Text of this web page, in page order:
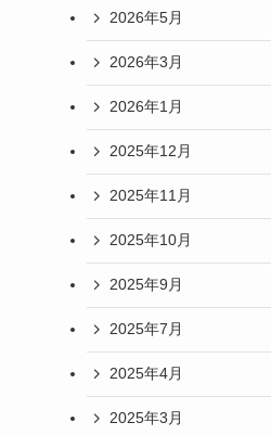
2026年5月
2026年3月
2026年1月
2025年12月
2025年11月
2025年10月
2025年9月
2025年7月
2025年4月
2025年3月